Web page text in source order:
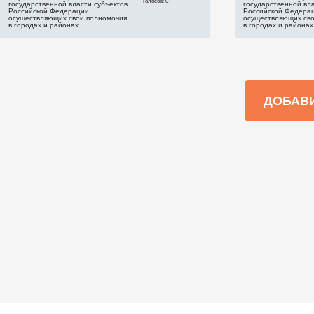
государственной власти субъектов
Российской Федерации,
осуществляющих свои полномочия
в городах и районах
государственной
Российской
осуществляющих
в городах и районах